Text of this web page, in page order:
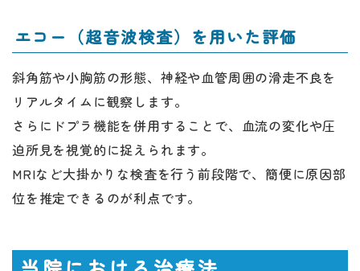
エコー（超音波検査）を用いた評価
斜角筋や小胸筋の形態、神経や血管周囲の滑走不良を
リアルタイムに観察します。
さらにドプラ機能を併用することで、血流の変化や圧
迫所見を視覚的に捉えられます。
MRIなど大掛かりな検査を行う前段階で、簡便に原因部
位を推定できるのが利点です。